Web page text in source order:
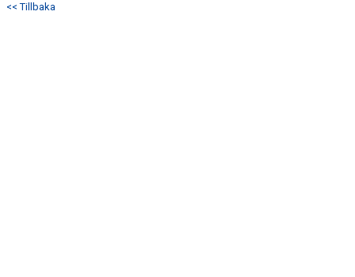
<< Tillbaka